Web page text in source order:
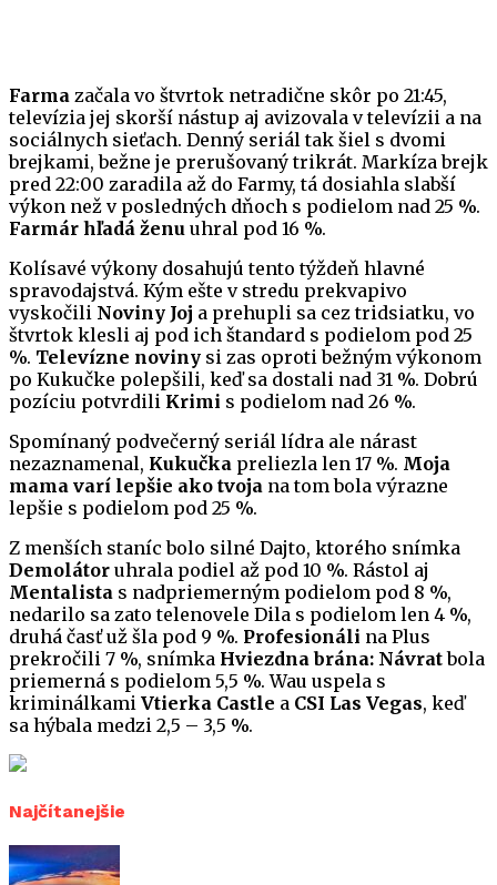
Farma začala vo štvrtok netradične skôr po 21:45,
televízia jej skorší nástup aj avizovala v televízii a na
sociálnych sieťach. Denný seriál tak šiel s dvomi
brejkami, bežne je prerušovaný trikrát. Markíza brejk
pred 22:00 zaradila až do Farmy, tá dosiahla slabší
výkon než v posledných dňoch s podielom nad 25 %.
Farmár hľadá ženu uhral pod 16 %.
Kolísavé výkony dosahujú tento týždeň hlavné
spravodajstvá. Kým ešte v stredu prekvapivo
vyskočili Noviny Joj a prehupli sa cez tridsiatku, vo
štvrtok klesli aj pod ich štandard s podielom pod 25
%. Televízne noviny si zas oproti bežným výkonom
po Kukučke polepšili, keď sa dostali nad 31 %. Dobrú
pozíciu potvrdili Krimi s podielom nad 26 %.
Spomínaný podvečerný seriál lídra ale nárast
nezaznamenal, Kukučka preliezla len 17 %. Moja
mama varí lepšie ako tvoja na tom bola výrazne
lepšie s podielom pod 25 %.
Z menších staníc bolo silné Dajto, ktorého snímka
Demolátor uhrala podiel až pod 10 %. Rástol aj
Mentalista s nadpriemerným podielom pod 8 %,
nedarilo sa zato telenovele Dila s podielom len 4 %,
druhá časť už šla pod 9 %. Profesionáli na Plus
prekročili 7 %, snímka Hviezdna brána: Návratbola
priemerná s podielom 5,5 %. Wau uspela s
kriminálkami Vtierka Castle a CSI Las Vegas, keď
sa hýbala medzi 2,5 – 3,5 %.
Najčítanejšie